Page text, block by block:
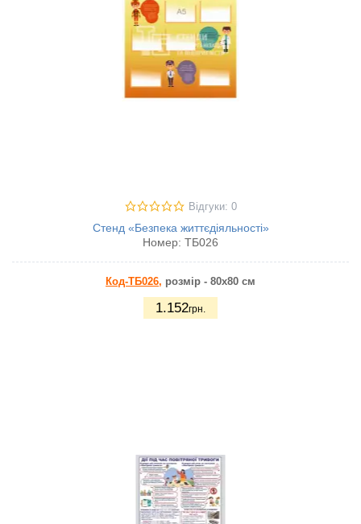
Відгуки: 0
Стенд «Безпека життєдіяльності»
Номер: ТБ026
Код-ТБ026, розмір - 80х80 см
1.152грн.